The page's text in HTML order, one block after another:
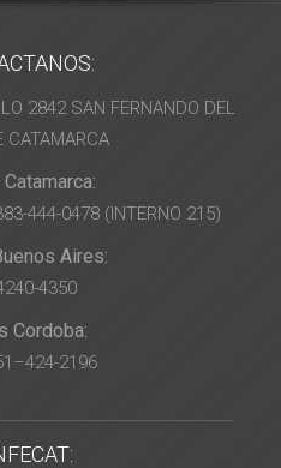
2842 SAN FERNANDO DEL
CATAMARCA
444-0478 (INTERNO 215)
Aires:
4350
Cordoba:
2196